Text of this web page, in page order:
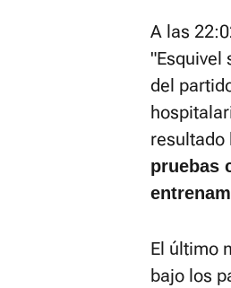
A las
"Esquivel
del
resultado
pruebas
El último
bajo los